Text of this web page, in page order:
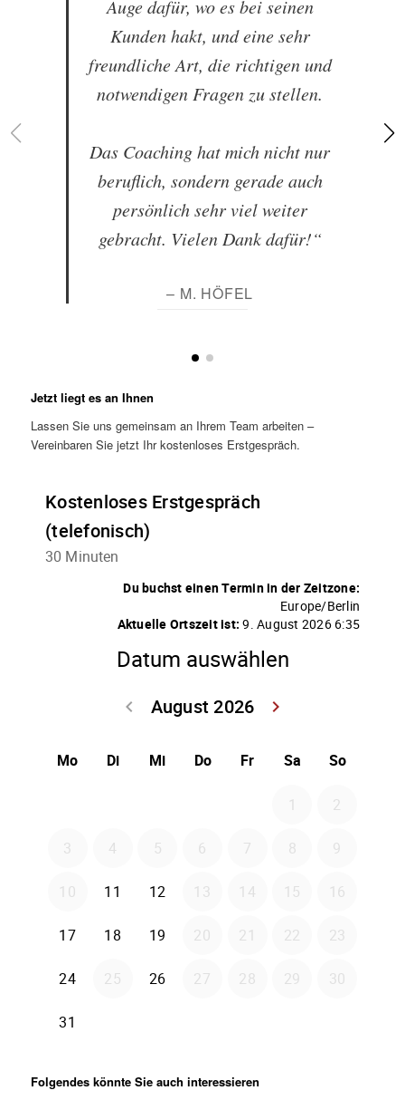
Auge dafür, wo es bei seinen
Kunden hakt, und eine sehr
freundliche Art, die richtigen und
notwendigen Fragen zu stellen.
Das Coaching hat mich nicht nur
beruflich, sondern gerade auch
persönlich sehr viel weiter
gebracht. Vielen Dank dafür!“
– M. HÖFEL
Jetzt liegt es an Ihnen
Lassen Sie uns gemeinsam an Ihrem Team arbeiten –
Vereinbaren Sie jetzt Ihr kostenloses Erstgespräch.
Folgendes könnte Sie auch interessieren